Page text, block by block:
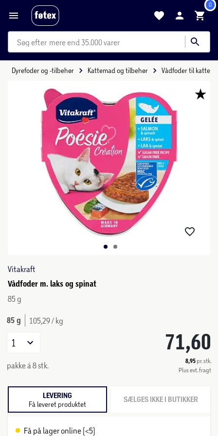
0
mere end 35.000 varer
Dyrefoder og -tilbehør Kattemad og tilbehør Vådfoder til katte
Vitakraft
Vådfoder m. laks og spinat
85 g
85 g 105,29 / kg
71,60
8,95 pr. stk.
Plus evt. fragt
1
pakke á 8 stk.
LEVERING
Få leveret produktet SÆLGES IKKE I BUTIKKER
Få på lager online (<5)